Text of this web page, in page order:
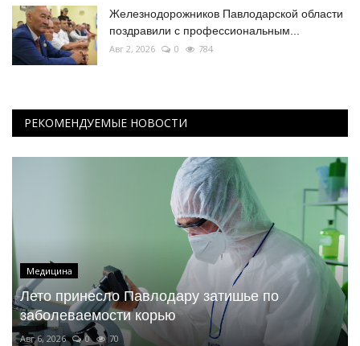
Железнодорожников Павлодарской области
поздравили с профессиональным...
Авг 2, 2026 0 784
РЕКОМЕНДУЕМЫЕ НОВОСТИ
Медицина
Лето принесло Павлодару затишье по
заболеваемости корью
Авг 6, 2026 0 70